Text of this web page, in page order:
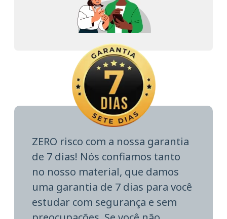
ZERO risco com a nossa garantia
de 7 dias! Nós confiamos tanto
no nosso material, que damos
uma garantia de 7 dias para você
estudar com segurança e sem